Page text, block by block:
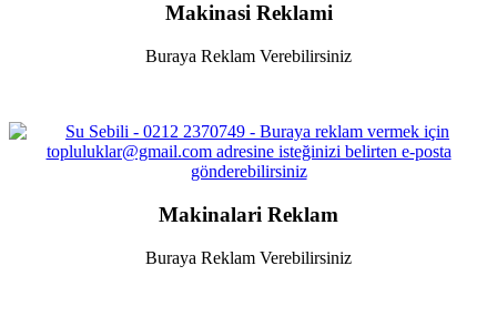
Makinasi Reklami
Buraya Reklam Verebilirsiniz
Makinalari Reklam
Buraya Reklam Verebilirsiniz